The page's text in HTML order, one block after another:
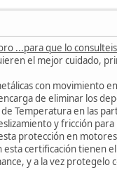
...para que lo
el mejor cuidado,
con movimiento
de eliminar los
Temperatura en las
y fricción
protección en
certificación tienen el
y a la vez